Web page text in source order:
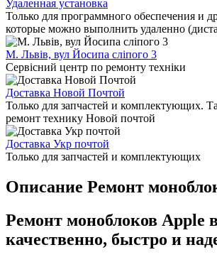
Удаленная установка
Только для программного обеспечения и
которые можно выполнить удаленно
М. Львів, вул Йосипа сліпого 3
Сервісний центр по ремонту техніки
Доставка Новой Почтой
Только для запчастей и комплектующих.
ремонт технику Новой почтой
Доставка Укр почтой
Только для запчастей и комплектующих
Описание Ремонт
Ремонт моноблоков Apple
качественно, быстро и